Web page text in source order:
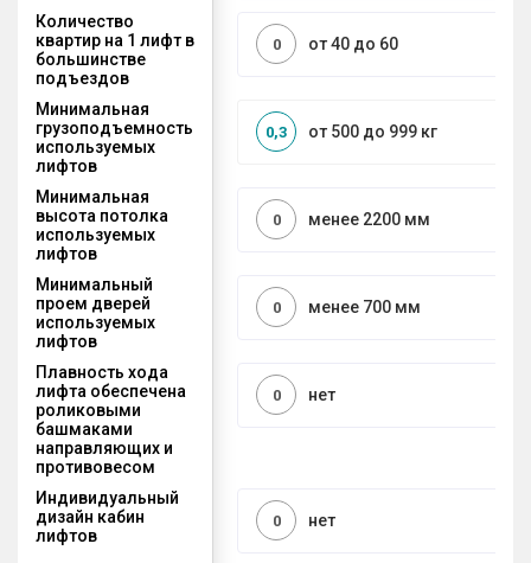
Количество
квартир на 1 лифт в
большинстве
подъездов
от 40 до 60
0
Минимальная
грузоподъемность
используемых
лифтов
от 500 до 999 кг
0,3
Минимальная
высота потолка
используемых
лифтов
менее 2200 мм
0
Минимальный
проем дверей
используемых
лифтов
менее 700 мм
0
Плавность хода
лифта обеспечена
роликовыми
башмаками
направляющих и
противовесом
нет
0
Индивидуальный
дизайн кабин
лифтов
нет
0